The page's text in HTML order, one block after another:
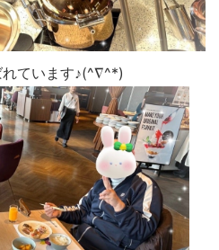
ています♪(^∇^*)